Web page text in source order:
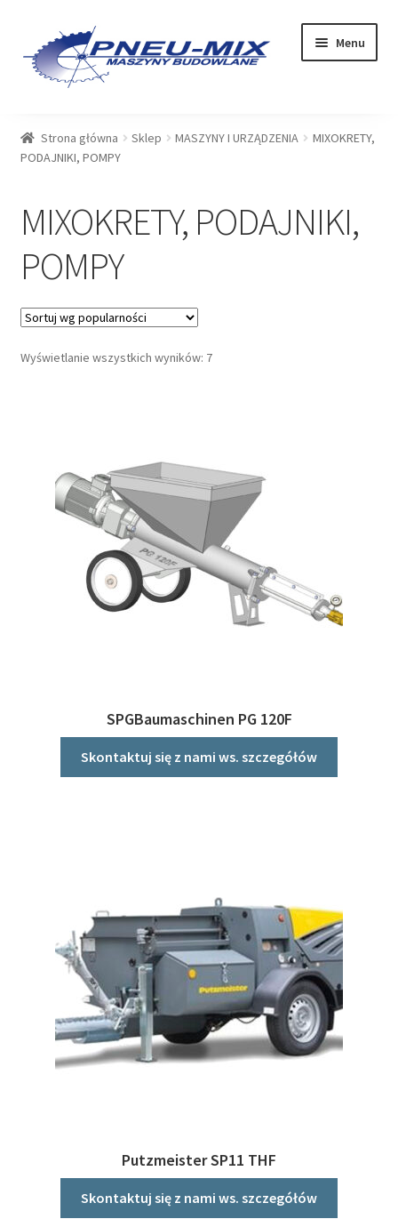
Przejdź
do
nawigacji
Przejdź
do
treści
Menu
USŁUGI
SERWIS
SKLEP
BLOG
Strona główna Sklep MASZYNY I URZĄDZENIA
MIXOKRETY,
PODAJNIKI, POMPY
MIXOKRETY, PODAJNIKI,
POMPY
Wyświetlanie wszystkich wyników: 7Posortowane
SPGBaumaschinen PG 120F
Skontaktuj się z nami ws. szczegółów
Putzmeister SP11 THF
Skontaktuj się z nami ws. szczegółów